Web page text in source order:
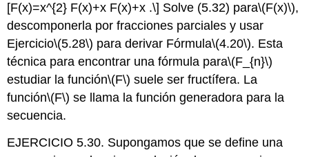
[F(x)=x^{2} F(x)+x F(x)+x .\] Solve (5.32) para\(F(x)\),
descomponerla por fracciones parciales y usar
Ejercicio\(5.28\) para derivar Fórmula\(4.20\). Esta
técnica para encontrar una fórmula para\(F_{n}\)
estudiar la función\(F\) suele ser fructífera. La
función\(F\) se llama la función generadora para la
secuencia.
EJERCICIO 5.30. Supongamos que se define una